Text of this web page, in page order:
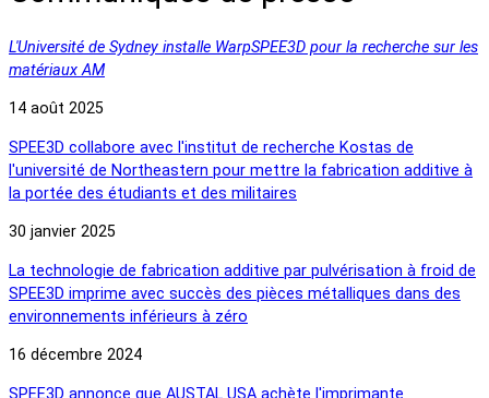
L'Université de Sydney installe WarpSPEE3D pour la recherche sur les
matériaux AM
14 août 2025
SPEE3D collabore avec l'institut de recherche Kostas de
l'université de Northeastern pour mettre la fabrication additive à
la portée des étudiants et des militaires
30 janvier 2025
La technologie de fabrication additive par pulvérisation à froid de
SPEE3D imprime avec succès des pièces métalliques dans des
environnements inférieurs à zéro
16 décembre 2024
SPEE3D annonce que AUSTAL USA achète l'imprimante